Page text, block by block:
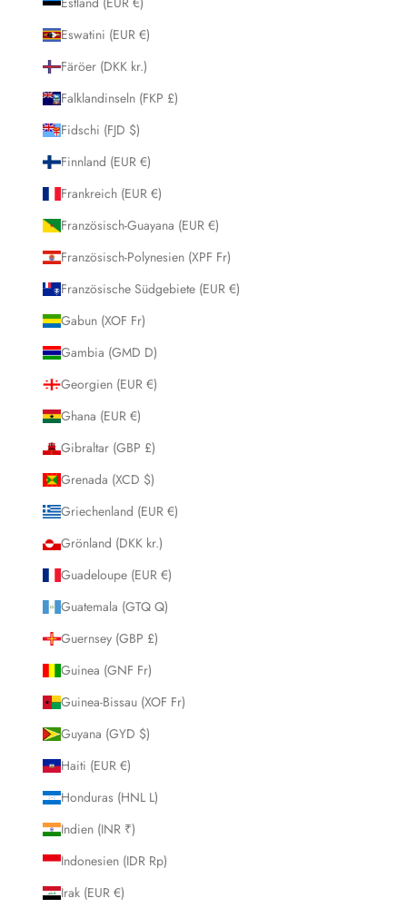
Eswatini (EUR €)
Färöer (DKK kr.)
Falklandinseln (FKP £)
Fidschi (FJD $)
Finnland (EUR €)
Frankreich (EUR €)
Französisch-Guayana (EUR €)
Französisch-Polynesien (XPF Fr)
Französische Südgebiete (EUR €)
Gabun (XOF Fr)
Gambia (GMD D)
Georgien (EUR €)
Ghana (EUR €)
Gibraltar (GBP £)
Grenada (XCD $)
Griechenland (EUR €)
Grönland (DKK kr.)
Guadeloupe (EUR €)
Guatemala (GTQ Q)
Guernsey (GBP £)
Guinea (GNF Fr)
Guinea-Bissau (XOF Fr)
Guyana (GYD $)
Haiti (EUR €)
Honduras (HNL L)
Indien (INR ₹)
Indonesien (IDR Rp)
Irak (EUR €)